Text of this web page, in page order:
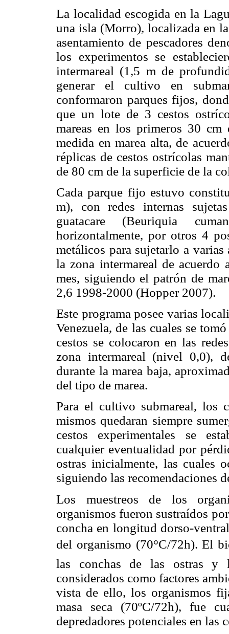
La localidad escogida en la
una isla (Morro), localizada en
asentamiento de pescadores
los experimentos se
intermareal (1,5 m de
generar el cultivo en
conformaron parques fijos,
que un lote de 3 cestos
mareas en los primeros 30
medida en marea alta, de
réplicas de cestos ostrícolas
de 80 cm de la superficie de la
Cada parque fijo estuvo
m), con redes internas
guatacare (Beuriquia
horizontalmente, por otros 4
metálicos para sujetarlo a varias
la zona intermareal de acuerdo
mes, siguiendo el patrón de
2,6 1998-2000 (Hopper 2007).
Este programa posee varias
Venezuela, de las cuales se
cestos se colocaron en las
zona intermareal (nivel 0,0),
durante la marea baja,
del tipo de marea.
Para el cultivo submareal, los
mismos quedaran siempre
cestos experimentales se
cualquier eventualidad por
ostras inicialmente, las cuales
siguiendo las recomendaciones
Los muestreos de los
organismos fueron sustraídos
concha en longitud dorso-
del organismo (70°C/72h). El
las conchas de las ostras y
considerados como factores
vista de ello, los organismos
masa seca (70ºC/72h), fue
depredadores potenciales en las